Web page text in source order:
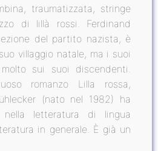
traumatizzata, stringe
di lillà rossi. Ferdinand
del partito nazista, è
villaggio natale, ma i suoi
sui suoi discendenti.
romanzo Lilla rossa,
(nato nel 1982) ha
letteratura di lingua
in generale. È già un